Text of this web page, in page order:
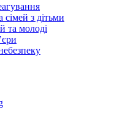
сімей з дітьми
та молоді